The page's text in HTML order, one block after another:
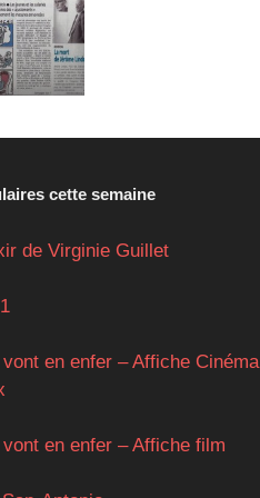
cette semaine
de Virginie Guillet
en enfer – Affiche Cinéma
en enfer – Affiche film